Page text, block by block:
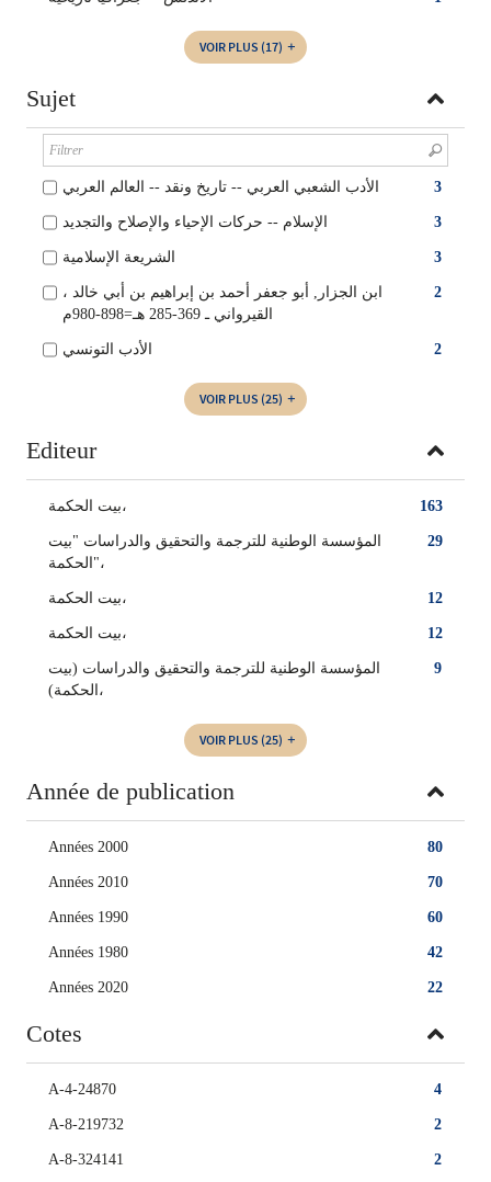
VOIR PLUS (17)
Sujet
3 الأدب الشعبي العربي -- تاريخ ونقد -- العالم العربي
3 الإسلام -- حركات الإحياء والإصلاح والتجديد
3 الشريعة الإسلامية
2
، ابن الجزار, أبو جعفر أحمد بن إبراهيم بن أبي خالد
القيرواني ـ 369-285 هـ=898-980م
2 الأدب التونسي
VOIR PLUS (25)
Editeur
163 بيت الحكمة،
29
المؤسسة الوطنية للترجمة والتحقيق والدراسات "بيت
الحكمة"،
12 بيت الحكمة‏،
12 ‏بيت الحكمة‏،
9
المؤسسة الوطنية للترجمة والتحقيق والدراسات (بيت
الحكمة)،
VOIR PLUS (25)
Année de publication
80
Années 2000
70
Années 2010
60
Années 1990
42
Années 1980
22
Années 2020
Cotes
4
A-4-24870
2
A-8-219732
2
A-8-324141